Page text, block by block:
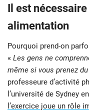
Il est
alimentation
Pourquoi prend-on
« Les gens ne
même si vous prenez
professeure d’activité
l’université de Sydney
l’exercice joue un rôle